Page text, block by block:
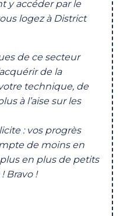
y accéder par le
logez à District
de ce secteur
de la
technique, de
à l’aise sur les
: vos progrès
de moins en
en plus de petits
Bravo !